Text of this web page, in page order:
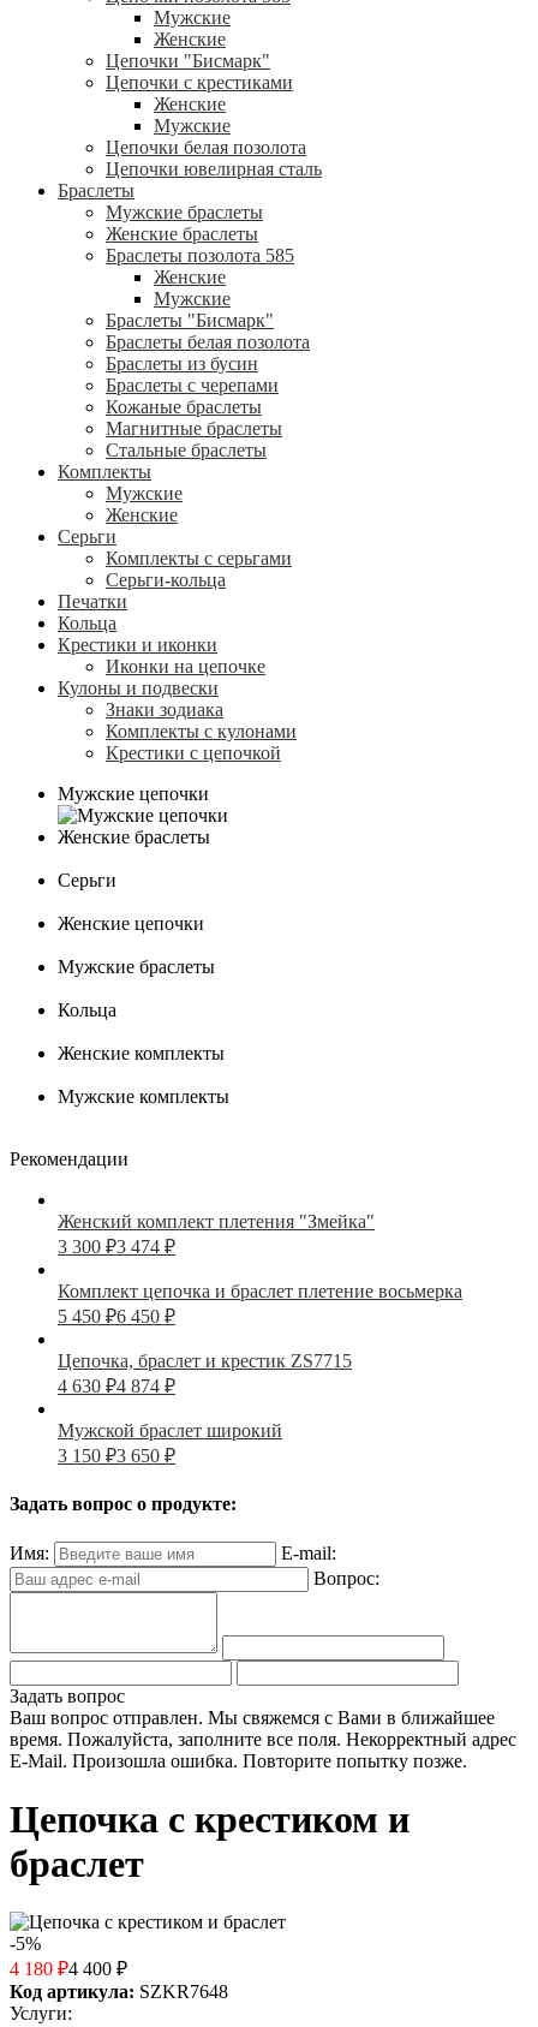
Мужские
Женские
Цепочки "Бисмарк"
Цепочки с крестиками
Женские
Мужские
Цепочки белая позолота
Цепочки ювелирная сталь
Браслеты
Мужские браслеты
Женские браслеты
Браслеты позолота 585
Женские
Мужские
Браслеты "Бисмарк"
Браслеты белая позолота
Браслеты из бусин
Браслеты с черепами
Кожаные браслеты
Магнитные браслеты
Стальные браслеты
Комплекты
Мужские
Женские
Серьги
Комплекты с серьгами
Серьги-кольца
Печатки
Кольца
Крестики и иконки
Иконки на цепочке
Кулоны и подвески
Знаки зодиака
Комплекты с кулонами
Крестики с цепочкой
Мужские цепочки
Женские браслеты
Серьги
Женские цепочки
Мужские браслеты
Кольца
Женские комплекты
Мужские комплекты
Рекомендации
Женский комплект плетения "Змейка"
3 300 ₽3 474 ₽
Комплект цепочка и браслет плетение восьмерка
5 450 ₽6 450 ₽
Цепочка, браслет и крестик ZS7715
4 630 ₽4 874 ₽
Мужской браслет широкий
3 150 ₽3 650 ₽
Задать вопрос о продукте:
Имя:
E-mail:
Вопрос:
Задать вопрос
Ваш вопрос отправлен. Мы свяжемся с Вами в ближайшее
время. Пожалуйста, заполните все поля. Некорректный адрес
E-Mail. Произошла ошибка. Повторите попытку позже.
Цепочка с крестиком и
браслет
-5%
4 180 ₽4 400 ₽
Код артикула: SZKR7648
Услуги: